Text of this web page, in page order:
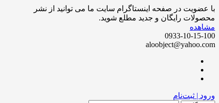
در صفحه اینستاگرام سایت ما می توانید از نشر
رایگان و جدید مطلع شوید.
0933-10-
| ثبت‌نام